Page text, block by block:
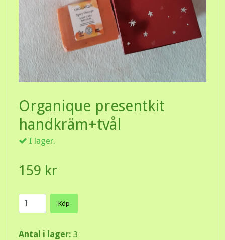
Organique presentkit
handkräm+tvål
I lager.
159 kr
Köp
Antal i lager: 3